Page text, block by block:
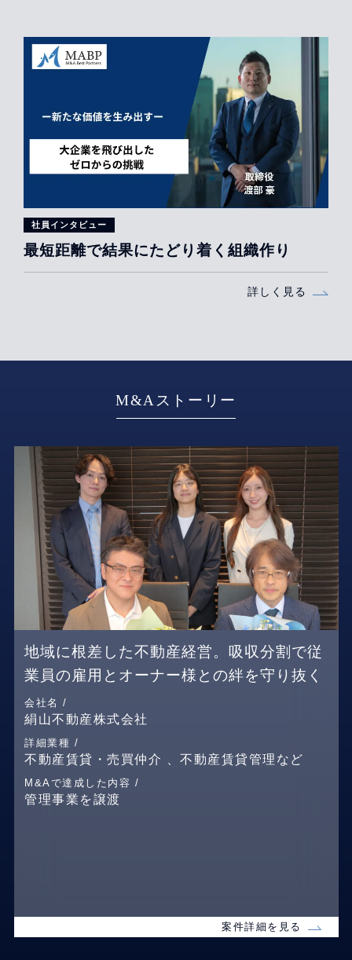
社員インタビュー
最短距離で結果にたどり着く組織作り
詳しく見る
M&Aストーリー
地域に根差した不動産経営。吸収分割で従
業員の雇用とオーナー様との絆を守り抜く
会社名 /
絹山不動産株式会社
詳細業種 /
不動産賃貸・売買仲介 、不動産賃貸管理など
M&Aで達成した内容 /
管理事業を譲渡
案件詳細を見る